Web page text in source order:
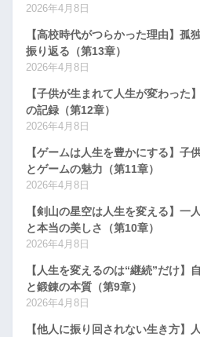
2026年4月8日
【高校時代がつらかった理由】孤
振り返る（第13章）
2026年4月8日
【子供が生まれて人生が変わった
の記録（第12章）
2026年4月8日
【ゲームは人生を豊かにする】子
とゲームの魅力（第11章）
2026年4月8日
【剣山の星空は人生を変える】一
と本当の美しさ（第10章）
2026年4月8日
【人生を変えるのは“継続”だけ】
と鍛錬の本質（第9章）
2026年4月8日
【他人に振り回されない生き方】